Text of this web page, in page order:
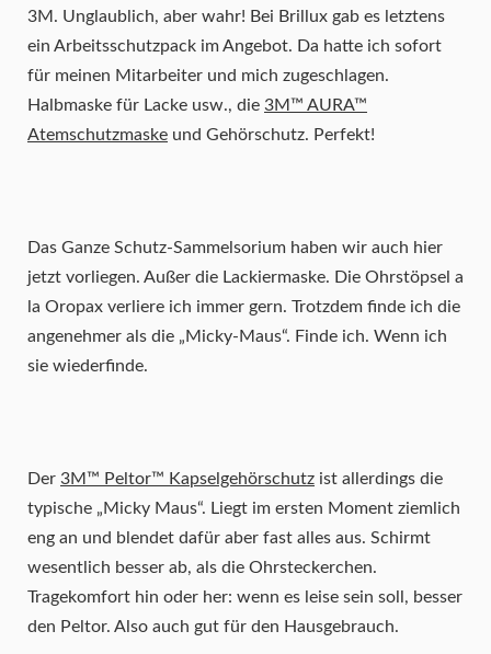
3M. Unglaublich, aber wahr! Bei Brillux gab es letztens
ein Arbeitsschutzpack im Angebot. Da hatte ich sofort
für meinen Mitarbeiter und mich zugeschlagen.
Halbmaske für Lacke usw., die 3M™ AURA™
Atemschutzmaske und Gehörschutz. Perfekt!
Das Ganze Schutz-Sammelsorium haben wir auch hier
jetzt vorliegen. Außer die Lackiermaske. Die Ohrstöpsel a
la Oropax verliere ich immer gern. Trotzdem finde ich die
angenehmer als die „Micky-Maus“. Finde ich. Wenn ich
sie wiederfinde.
Der 3M™ Peltor™ Kapselgehörschutz ist allerdings die
typische „Micky Maus“. Liegt im ersten Moment ziemlich
eng an und blendet dafür aber fast alles aus. Schirmt
wesentlich besser ab, als die Ohrsteckerchen.
Tragekomfort hin oder her: wenn es leise sein soll, besser
den Peltor. Also auch gut für den Hausgebrauch.